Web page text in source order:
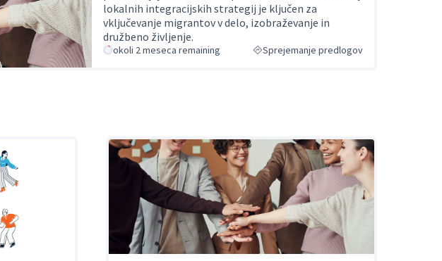
lokalnih integracijskih strategij je ključen za
vključevanje migrantov v delo, izobraževanje in
družbeno življenje.
okoli 2 meseca remaining Sprejemanje predlogov